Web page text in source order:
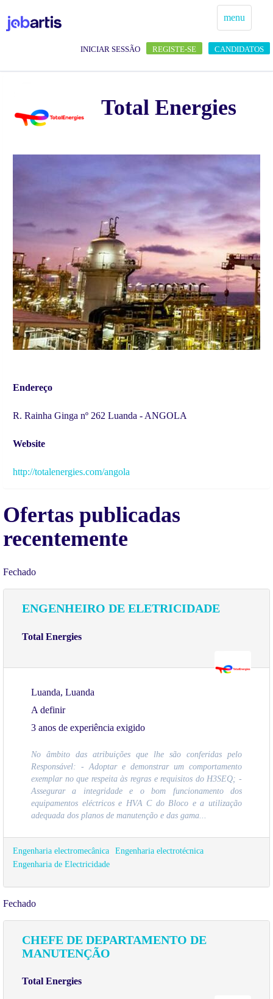
menu
INICIAR SESSÃO REGISTE-SE CANDIDATOS
Total Energies
Endereço
R. Rainha Ginga nº 262 Luanda - ANGOLA
Website
http://totalenergies.com/angola
Ofertas publicadas
recentemente
Fechado
ENGENHEIRO DE ELETRICIDADE
Total Energies
Luanda, Luanda
A definir
3 anos de experiência exigido
No âmbito das atribuições que lhe são conferidas pelo
Responsável: - Adoptar e demonstrar um comportamento
exemplar no que respeita às regras e requisitos do H3SEQ; -
Assegurar a integridade e o bom funcionamento dos
equipamentos eléctricos e HVA C do Bloco e a utilização
adequada dos planos de manutenção e das gama...
Engenharia electromecânica
Engenharia electrotécnica
Engenharia de Electricidade
Fechado
CHEFE DE DEPARTAMENTO DE
MANUTENÇÃO
Total Energies